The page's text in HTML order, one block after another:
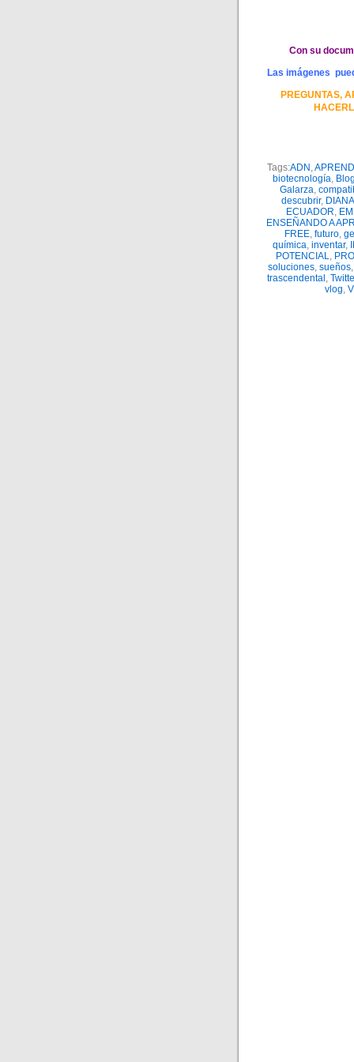
Con su
Las imágenes
PREGUNTAS,
Tags:ADN ,
biotecnología,
Galarza,
descubrir,
ECUADOR,
ENSEÑANDO A
FREE, futuro,
química, inventar,
POTENCIAL,
soluciones, sueños,
trascendental ,
vlog,